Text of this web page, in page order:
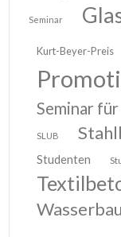
Seminar
Kurt-Beyer-Preis
Seminar
SLUB
Studenten
Wasserbau